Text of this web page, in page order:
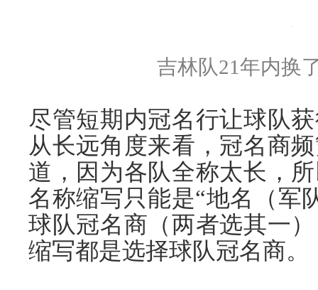
吉林队21年内换
尽管短期内冠名行让球队
从长远角度来看，冠名商
道，因为各队全称太长，
名称缩写只能是“地名（军
球队冠名商（两者选其一
缩写都是选择球队冠名商。